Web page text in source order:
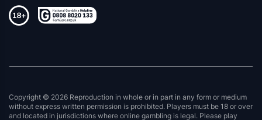
Copyright © 2026 Reproduction in whole or in part in any form or medium
without express written permission is prohibited. Players must be 18 or over
and located in jurisdictions where online gambling is legal. Please play